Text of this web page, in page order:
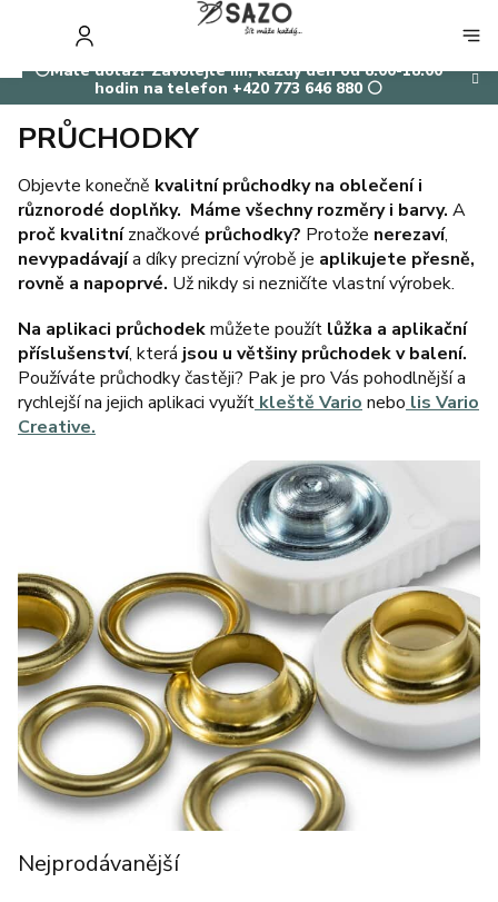
⚪Máte dotaz? Zavolejte mi, každý den od 8:00-18:00
hodin na telefon +420 773 646 880 ⚪
KOŠÍK
PRŮCHODKY
Objevte konečně kvalitní průchodky na oblečení i
různorodé doplňky. Máme všechny rozměry i barvy. A
proč kvalitníznačkové průchodky? Protože nerezaví,
nevypadávajía díky precizní výrobě je aplikujete přesně,
rovně a napoprvé. Už nikdy si nezničíte vlastní výrobek.
Na aplikaci průchodekmůžete použít lůžka a aplikační
příslušenství, kterájsou u většiny průchodek v balení.
Používáte průchodky častěji? Pak je pro Vás pohodlnější a
rychlejší na jejich aplikaci využítkleště Varionebolis Vario
Creative.
Nejprodávanější